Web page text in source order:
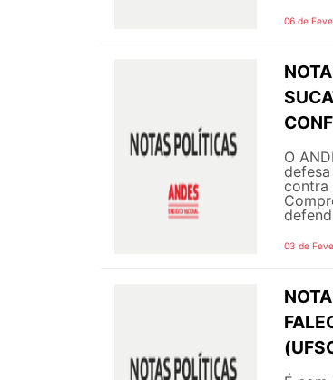
06 de
O
contra
03 de